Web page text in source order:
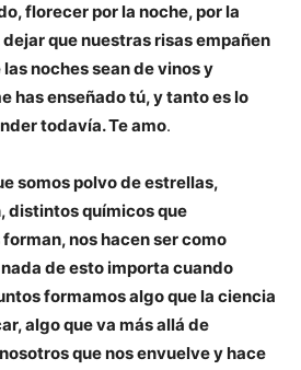
florecer por la noche, por la
que nuestras risas empañen
noches sean de vinos y
has enseñado tú, y tanto es lo
todavía. Te amo.
somos polvo de estrellas,
distintos químicos que
nos hacen ser como
de esto importa cuando
formamos algo que la ciencia
algo que va más allá de
que nos envuelve y hace